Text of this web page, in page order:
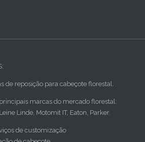
de reposição para cabeçote florestal.
marcas do mercado florestal:
Linde, Motomit IT, Eaton, Parker.
de customização